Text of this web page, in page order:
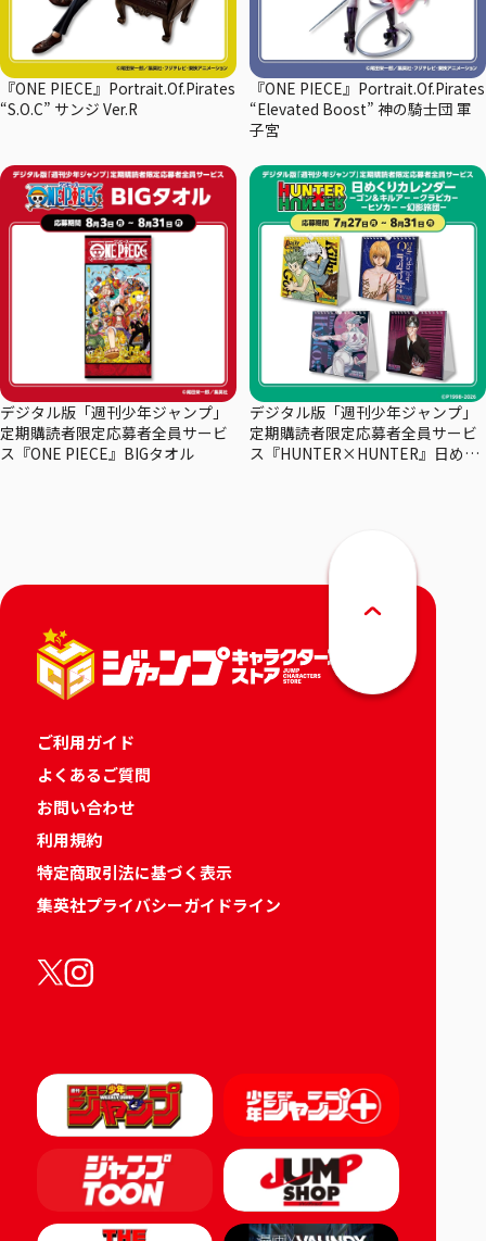
『ONE PIECE』Portrait.Of.Pirates
“S.O.C” サンジ Ver.R
『ONE PIECE』Portrait.Of.Pirates
“Elevated Boost” 神の騎士団 軍
子宮
デジタル版「週刊少年ジャンプ」
定期購読者限定応募者全員サービ
ス『ONE PIECE』BIGタオル
デジタル版「週刊少年ジャンプ」
定期購読者限定応募者全員サービ
ス『HUNTER×HUNTER』日めく
ご利用ガイド
よくあるご質問
お問い合わせ
利用規約
特定商取引法に基づく表示
集英社プライバシーガイドライン